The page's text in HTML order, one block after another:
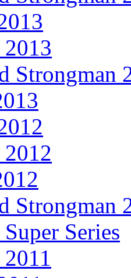
Strongman
Strongman
Series